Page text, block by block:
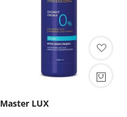
Master LUX